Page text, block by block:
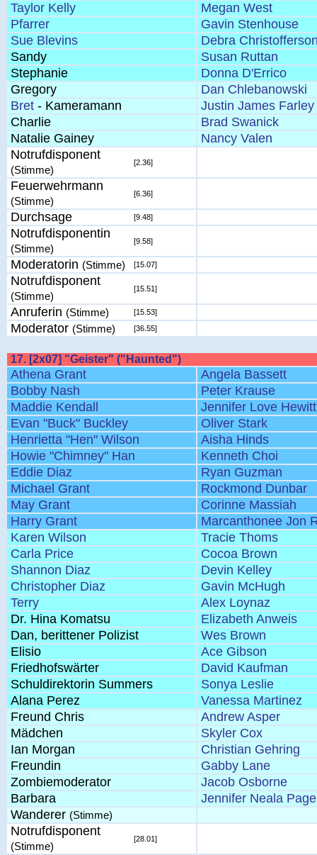
Taylor Kelly
Megan West
Pfarrer
Gavin Stenhouse
Sue Blevins
Debra
Sandy
Susan Ruttan
Stephanie
Donna D'Errico
Gregory
Dan Chlebanowski
Bret - Kameramann
Justin James Farley
Charlie
Brad Swanick
Natalie Gainey
Nancy Valen
Notrufdisponent
(Stimme)
[2.36]
Feuerwehrmann
(Stimme)
[6.36]
Durchsage [9.48]
Notrufdisponentin
(Stimme)
[9.58]
Moderatorin (Stimme) [15.07]
Notrufdisponent
(Stimme)
[15.51]
Anruferin (Stimme) [15.53]
Moderator (Stimme) [36.55]
17. [2x07] "Geister" ("Haunted")
Athena Grant
Angela Bassett
Bobby Nash
Peter Krause
Maddie Kendall
Jennifer Love Hewitt
Evan "Buck" Buckley
Oliver Stark
Henrietta "Hen" Wilson
Aisha Hinds
Howie "Chimney" Han
Kenneth Choi
Eddie Diaz
Ryan Guzman
Michael Grant
Rockmond Dunbar
May Grant
Corinne Massiah
Harry Grant
Marcanthonee Jon
Karen Wilson
Tracie Thoms
Carla Price
Cocoa Brown
Shannon Diaz
Devin Kelley
Christopher Diaz
Gavin McHugh
Terry
Alex Loynaz
Dr. Hina Komatsu
Elizabeth Anweis
Dan, berittener Polizist
Wes Brown
Elisio
Ace Gibson
Friedhofswärter
David Kaufman
Schuldirektorin Summers
Sonya Leslie
Alana Perez
Vanessa Martinez
Freund Chris
Andrew Asper
Mädchen
Skyler Cox
Ian Morgan
Christian Gehring
Freundin
Gabby Lane
Zombiemoderator
Jacob Osborne
Barbara
Jennifer Neala Page
Wanderer (Stimme)
Notrufdisponent
(Stimme)
[28.01]